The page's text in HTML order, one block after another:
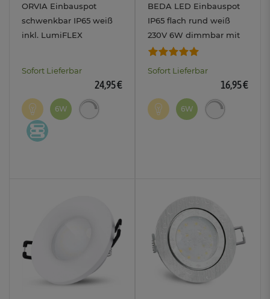
ORVIA Einbauspot
schwenkbar IP65 weiß
inkl. LumiFLEX
Sofort Lieferbar
24,95 €
6W
BEDA LED Einbauspot
IP65 flach rund weiß
230V 6W dimmbar mit
LumiFLEX Lichtfarbe
Sofort Lieferbar
16,95 €
6W